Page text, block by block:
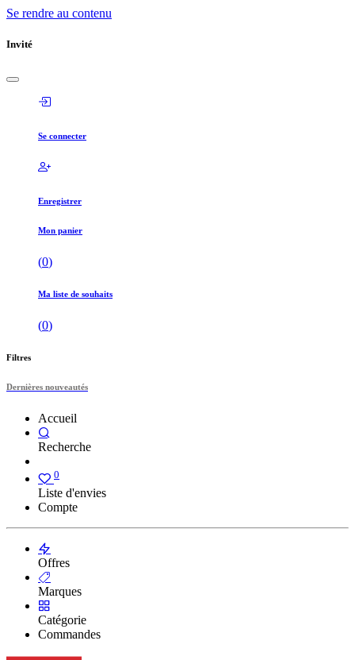
Se rendre au contenu
Invité
Se connecter
Enregistrer
Mon panier
(0)
Ma liste de souhaits
(0)
Filtres
Dernières nouveautés
Accueil
Recherche
0
Liste d'envies
Compte
Offres
Marques
Catégorie
Commandes